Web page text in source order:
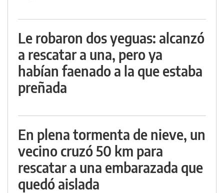
Le robaron dos yeguas: alcanzó
a rescatar a una, pero ya
habían faenado a la que estaba
preñada
En plena tormenta de nieve, un
vecino cruzó 50 km para
rescatar a una embarazada que
quedó aislada